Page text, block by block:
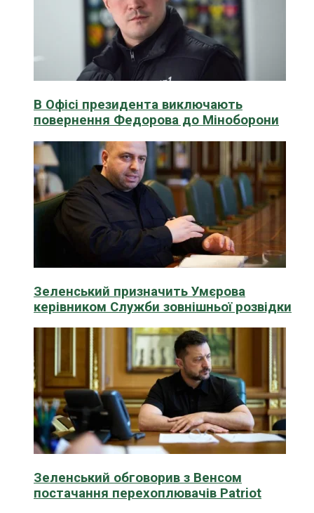
В Офісі президента виключають
повернення Федорова до Міноборони
Зеленський призначить Умєрова
керівником Служби зовнішньої розвідки
Зеленський обговорив з Венсом
постачання перехоплювачів Patriot